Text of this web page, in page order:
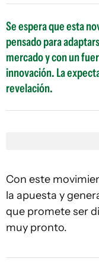
Se espera que esta
pensado para
mercado y con un
innovación. La
revelación.
Con este
la apuesta y
que promete ser
muy pronto.